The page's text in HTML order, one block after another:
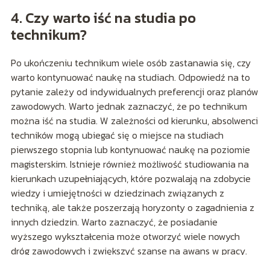
4. Czy warto iść na studia po
technikum?
Po ukończeniu technikum wiele osób zastanawia się, czy
warto kontynuować naukę na studiach. Odpowiedź na to
pytanie zależy od indywidualnych preferencji oraz planów
zawodowych. Warto jednak zaznaczyć, że po technikum
można iść na studia. W zależności od kierunku, absolwenci
techników mogą ubiegać się o miejsce na studiach
pierwszego stopnia lub kontynuować naukę na poziomie
magisterskim. Istnieje również możliwość studiowania na
kierunkach uzupełniających, które pozwalają na zdobycie
wiedzy i umiejętności w dziedzinach związanych z
techniką, ale także poszerzają horyzonty o zagadnienia z
innych dziedzin. Warto zaznaczyć, że posiadanie
wyższego wykształcenia może otworzyć wiele nowych
dróg zawodowych i zwiększyć szanse na awans w pracy.